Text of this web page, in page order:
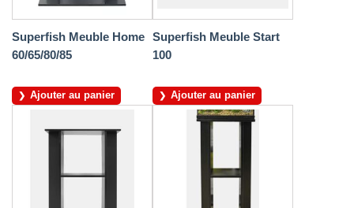
Superfish Meuble Home
60/65/80/85
Ajouter au panier
Superfish Meuble Start
100
Ajouter au panier